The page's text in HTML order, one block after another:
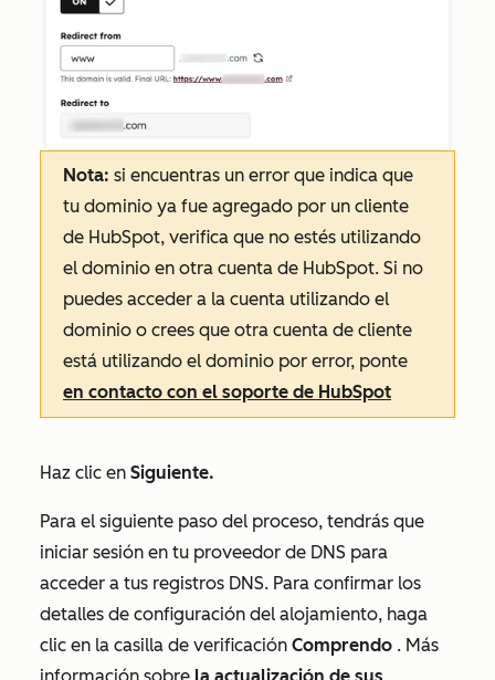
Nota: si encuentras un error que indica que
tu dominio ya fue agregado por un cliente
de HubSpot, verifica que no estés utilizando
el dominio en otra cuenta de HubSpot. Si no
puedes acceder a la cuenta utilizando el
dominio o crees que otra cuenta de cliente
está utilizando el dominio por error, ponte
en contacto con el soporte de HubSpot
Haz clic en Siguiente.
Para el siguiente paso del proceso, tendrás que
iniciar sesión en tu proveedor de DNS para
acceder a tus registros DNS. Para confirmar los
detalles de configuración del alojamiento, haga
clic en la casilla de verificación Comprendo . Más